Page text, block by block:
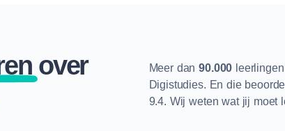
over
Meer dan90.000
Digistudies. En die
9.4. Wij weten wat jij moet